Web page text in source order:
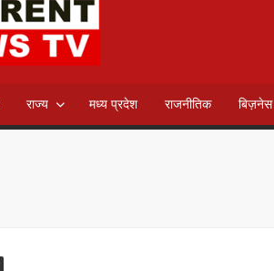
NEWS TV
राज्य मध्य प्रदेश राजनीतिक बिज़नेस